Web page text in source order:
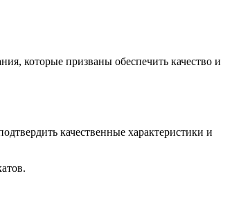
которые призваны обеспечить качество и
качественные характеристики и